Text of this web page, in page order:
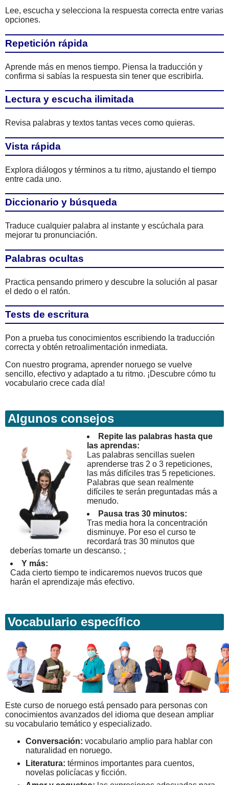
Lee, escucha y selecciona la respuesta correcta entre varias
opciones.
Repetición rápida
Aprende más en menos tiempo. Piensa la traducción y
confirma si sabías la respuesta sin tener que escribirla.
Lectura y escucha ilimitada
Revisa palabras y textos tantas veces como quieras.
Vista rápida
Explora diálogos y términos a tu ritmo, ajustando el tiempo
entre cada uno.
Diccionario y búsqueda
Traduce cualquier palabra al instante y escúchala para
mejorar tu pronunciación.
Palabras ocultas
Practica pensando primero y descubre la solución al pasar
el dedo o el ratón.
Tests de escritura
Pon a prueba tus conocimientos escribiendo la traducción
correcta y obtén retroalimentación inmediata.
Con nuestro programa, aprender noruego se vuelve
sencillo, efectivo y adaptado a tu ritmo. ¡Descubre cómo tu
vocabulario crece cada día!
Algunos consejos
Repite las palabras hasta que
las aprendas:
Las palabras sencillas suelen
aprenderse tras 2 o 3 repeticiones,
las más difíciles tras 5 repeticiones.
Palabras que sean realmente
difíciles te serán preguntadas más a
menudo.
Pausa tras 30 minutos:
Tras media hora la concentración
disminuye. Por eso el curso te
recordará tras 30 minutos que
deberías tomarte un descanso. ;
Y más:
Cada cierto tiempo te indicaremos nuevos trucos que
harán el aprendizaje más efectivo.
Vocabulario específico
Este curso de noruego está pensado para personas con
conocimientos avanzados del idioma que desean ampliar
su vocabulario temático y especializado.
Conversación: vocabulario amplio para hablar con
naturalidad en noruego.
Literatura: términos importantes para cuentos,
novelas policíacas y ficción.